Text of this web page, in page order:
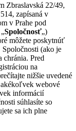
Zbraslavská 22/49,
zapísaná v
v Prahe pod
Spoločnosť„)
môžete poskytnúť
(ako je
chránia. Pred
na
nižšie uvedené
webové
informácií
súhlasíte so
sa ich plne